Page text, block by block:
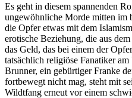
Es geht in diesem spannenden
ungewöhnliche Morde mitten im
die Opfer etwas mit dem
erotische Beziehung, die aus
das Geld, das bei einem der
tatsächlich religiöse Fanatiker
Brunner, ein gebürtiger Franke
fortbewegt nicht mag, steht mit
Wildtfang erneut vor einem